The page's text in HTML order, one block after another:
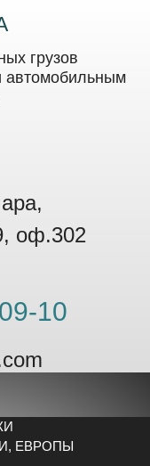
грузов
автомобильным
оф.302
10
ЕВРОПЫ